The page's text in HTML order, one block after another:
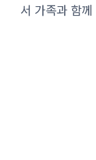
서 가족과 함